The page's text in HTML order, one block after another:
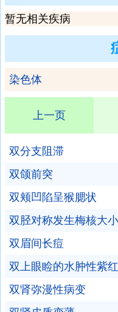
暂无相关疾病
染色体
上一页
双分支阻滞
双颌前突
双颊凹陷呈猴腮状
双胫对称发生梅核大
双眉间长痘
双上眼睑的水肿性紫
双肾弥漫性病变